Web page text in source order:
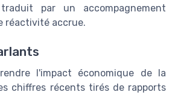
par un accompagnement
réactivité accrue.
l'impact économique de la
chiffres récents tirés de rapports